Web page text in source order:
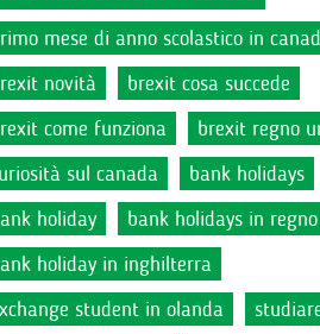
mese di anno scolastico in
novità
brexit cosa succede
come funziona
brexit regno
sul canada
bank holidays
holiday
bank holidays in
holiday in inghilterra
student in olanda